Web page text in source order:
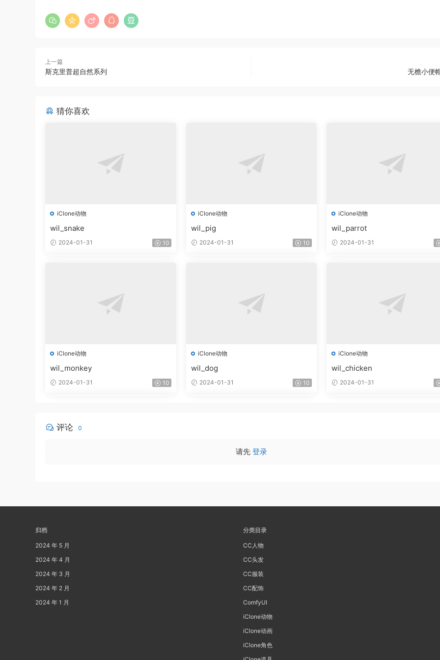
上一篇
斯克里普超自然系列 无檐小便
猜你喜欢
iClone动物
wil_snake
2024-01-31 10
iClone动物
wil_pig
2024-01-31 10
iClone动物
wil_parrot
2024-01-31
iClone动物
wil_monkey
2024-01-31 10
iClone动物
wil_dog
2024-01-31 10
iClone动物
wil_chicken
2024-01-31
评论 0
请先 登录
归档
2024 年 5 月
2024 年 4 月
2024 年 3 月
2024 年 2 月
2024 年 1 月
分类目录
CC人物
CC头发
CC服装
CC配饰
ComfyUI
iClone动物
iClone动画
iClone角色